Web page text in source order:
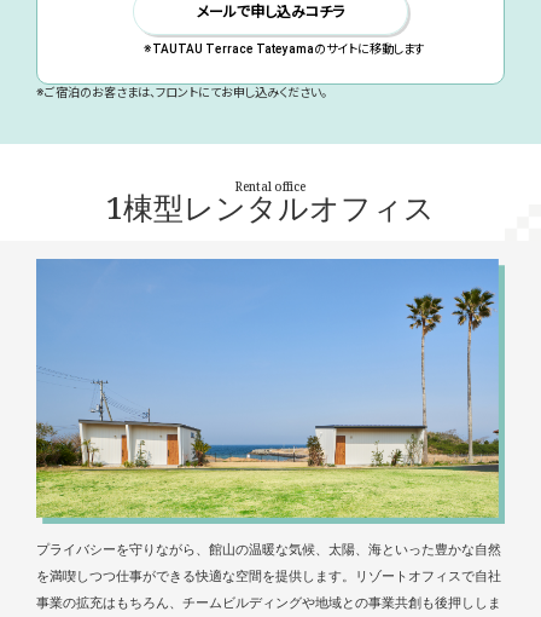
メールで申し込みコチラ
※TAUTAU Terrace Tateyamaのサイトに移動します
※ご宿泊のお客さまは、フロントにてお申し込みください。
Rental office
1棟型レンタルオフィス
プライバシーを守りながら、館山の温暖な気候、太陽、海といった豊かな自然
を満喫しつつ仕事ができる快適な空間を提供します。リゾートオフィスで自社
事業の拡充はもちろん、チームビルディングや地域との事業共創も後押ししま